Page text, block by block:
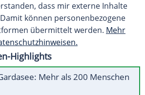
dass mir externe Inhalte
können personenbezogene
übermittelt werden. Mehr
Highlights
Mehr als 200 Menschen